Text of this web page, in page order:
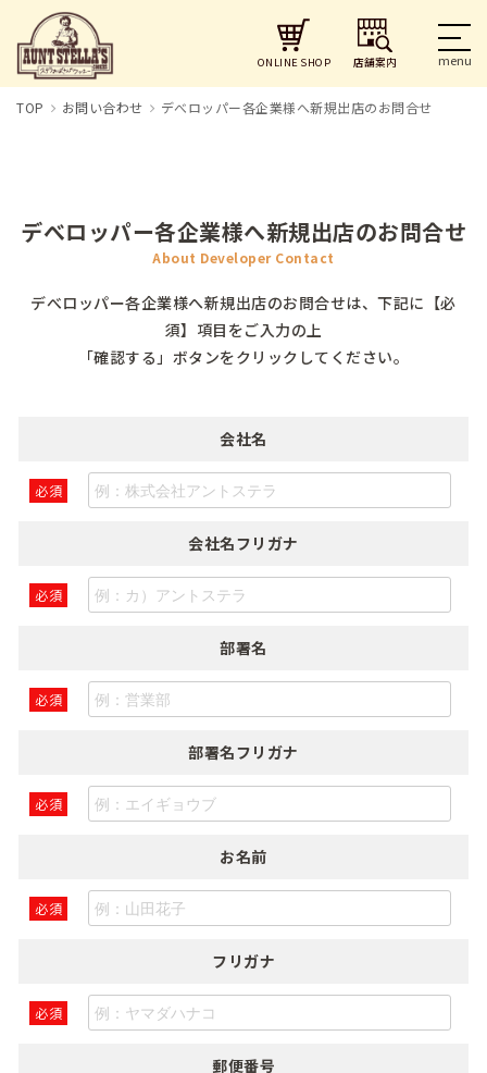
ONLINE SHOP 店舗案内
TOP お問い合わせ デべロッパー各企業様へ新規出店のお問合せ
デべロッパー各企業様へ新規出店のお問合せ
About Developer Contact
デべロッパー各企業様へ新規出店のお問合せは、下記に【必
須】項目をご入力の上
「確認する」ボタンをクリックしてください。
会社名
必須
会社名フリガナ
必須
部署名
必須
部署名フリガナ
必須
お名前
必須
フリガナ
必須
郵便番号